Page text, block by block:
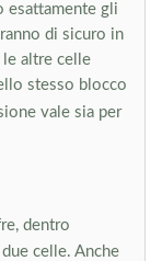
esattamente gli
di sicuro in
altre celle
stesso blocco
vale sia per
dentro
celle. Anche